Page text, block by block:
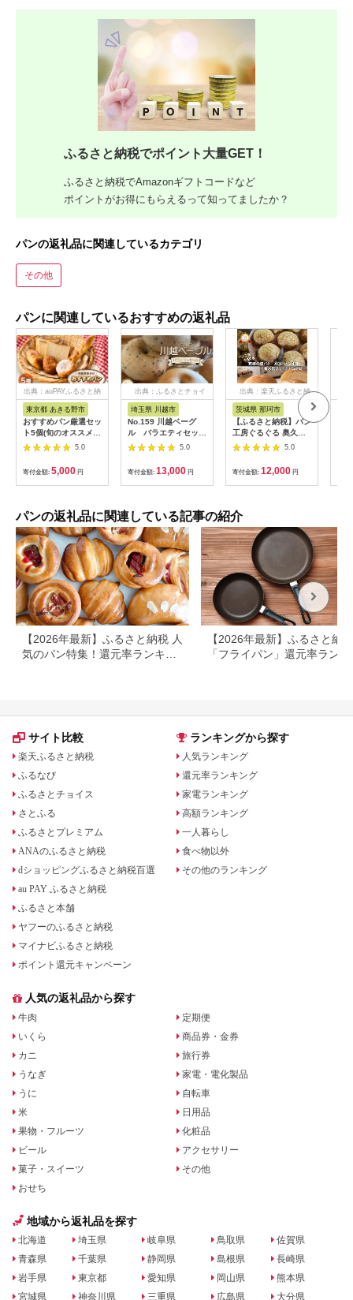
ふるさと納税でポイント大量GET！
ふるさと納税でAmazonギフトコードなど
ポイントがお得にもらえるって知ってましたか？
パンの返礼品に関連しているカテゴリ
その他
パンに関連しているおすすめの返礼品
出典：auPAYふるさと納
東京都 あきる野市
おすすめパン厳選セッ
ト5個(旬のオススメパ
ンセット)
【1497079】
5.0
寄付金額: 5,000 円
出典：ふるさとチョイ
埼玉県 川越市
No.159 川越ベーグ
ル バラエティセット
【VANITOY
BAGEL】 ／ もっち
り 明太子 チョコ トマ
トベーコン ほうれん
草 埼玉県
5.0
寄付金額: 13,000 円
出典：楽天ふるさと納
茨城県 那珂市
【ふるさと納税】パン
工房ぐるぐる 奥久慈
卵のとろ〜りクリーム
パン 5個 究極の塩バ
タ−メロンパン 4個 合
計9個セット クリーム
パン メロンパン スイ
り寄せ 冷凍 プレゼン
ト 食べ物 ギフト お中
元 冷凍パン お取り寄
せスイーツ 美味しい
送料無料
5.0
寄付金額: 12,000 円
パンの返礼品に関連している記事の紹介
【2026年最新】ふるさと納税 人
気のパン特集！還元率ランキン
【2026年最新】ふるさと納税
「フライパン」還元率ラン
サイト比較
楽天ふるさと納税
ふるなび
ふるさとチョイス
さとふる
ふるさとプレミアム
ANAのふるさと納税
dショッピングふるさと納税百選
au PAY ふるさと納税
ふるさと本舗
ヤフーのふるさと納税
マイナビふるさと納税
ポイント還元キャンペーン
ランキングから探す
人気ランキング
還元率ランキング
家電ランキング
高額ランキング
一人暮らし
食べ物以外
その他のランキング
人気の返礼品から探す
牛肉
いくら
カニ
うなぎ
うに
米
果物・フルーツ
ビール
菓子・スイーツ
おせち
定期便
商品券・金券
旅行券
家電・電化製品
自転車
日用品
化粧品
アクセサリー
その他
地域から返礼品を探す
北海道
青森県
岩手県
宮城県
埼玉県
千葉県
東京都
神奈川県
岐阜県
静岡県
愛知県
三重県
鳥取県
島根県
岡山県
広島県
佐賀県
長崎県
熊本県
大分県